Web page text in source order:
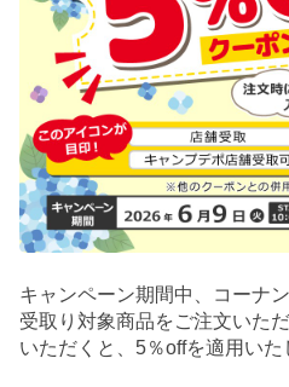
キャンペーン期間中、コーナ
受取り対象商品をご注文いた
いただくと、5％offを適用いた